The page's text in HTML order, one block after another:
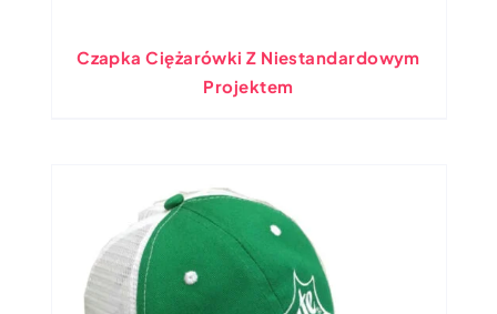
Czapka Ciężarówki Z Niestandardowym
Projektem